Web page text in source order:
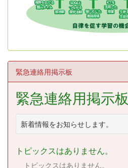
緊急連絡用掲示板
緊急連絡用掲示板
新着情報をお知らせします。
トピックスはありません。
トピックスはありません。